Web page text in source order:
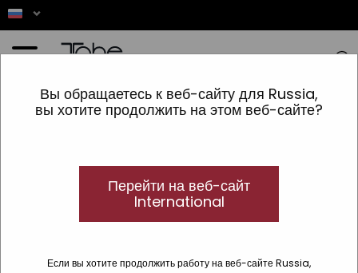
Вы обращаетесь к веб-сайту для Russia,
вы хотите продолжить на этом веб-сайте?
Перейти на веб-сайт
International
Если вы хотите продолжить работу на веб-сайте Russia,
ВОЛОСЫ »vrsta izdelka »Шампунь »Без сульфатов »Шампунь против
выпадения волос Repair